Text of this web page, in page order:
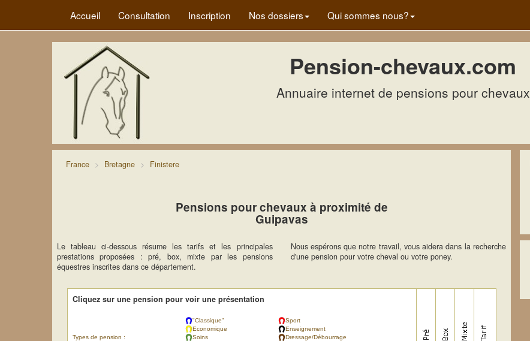
Accueil Consultation Inscription Nos dossiers Qui sommes nous?
Pension-chevaux.com
Annuaire internet de pensions pour chevaux
France Bretagne Finistere
Pensions pour chevaux à proximité de
Guipavas
Le tableau ci-dessous résume les tarifs et les principales
prestations proposées : pré, box, mixte par les pensions
équestres inscrites dans ce département.
Nous espérons que notre travail, vous aidera dans la recherche
d'une pension pour votre cheval ou votre poney.
Cliquez sur une pension pour voir une présentation
Types de pension :
"Classique"
Economique
Soins
Sport
Enseignement
Dressage/Débourrage